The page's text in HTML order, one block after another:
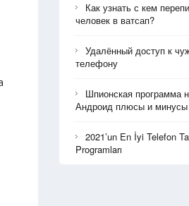
Как узнать с кем
человек в ватсап?
Удалённый доступ к
телефону
Шпионская программа
Андроид плюсы и минусы
2021’un En İyi Telefon
Programları